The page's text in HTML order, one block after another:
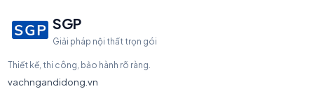
SGP
Giải pháp nội thất trọn gói
Thiết kế, thi công, bảo hành rõ ràng.
vachngandidong.vn